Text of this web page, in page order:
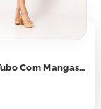
Vestido Tubo Com Mangas Marrom Chocolate Quente